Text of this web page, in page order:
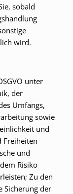
sobald
wird.
unter
der
Umfangs,
sowie
und
Freiheiten
und
Risiko
Zu den
Sicherung der